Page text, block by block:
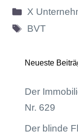
Kategorien
X
Schlagwörter
BVT
Neueste
Der
Nr. 629
Der blinde